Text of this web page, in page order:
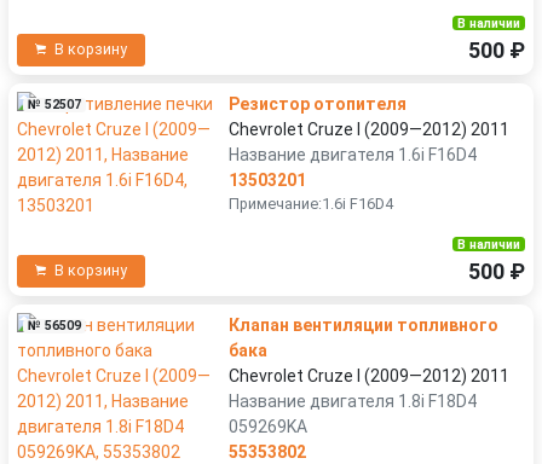
В корзину
В наличии
500 ₽
№ 52507
Резистор отопителя
Chevrolet Cruze I (2009—2012) 2011
Название двигателя 1.6i F16D4
13503201
Примечание:1.6i F16D4
В корзину
В наличии
500 ₽
№ 56509
Клапан вентиляции топливного
бака
Chevrolet Cruze I (2009—2012) 2011
Название двигателя 1.8i F18D4
059269KA
55353802